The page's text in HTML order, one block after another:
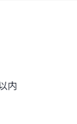
内